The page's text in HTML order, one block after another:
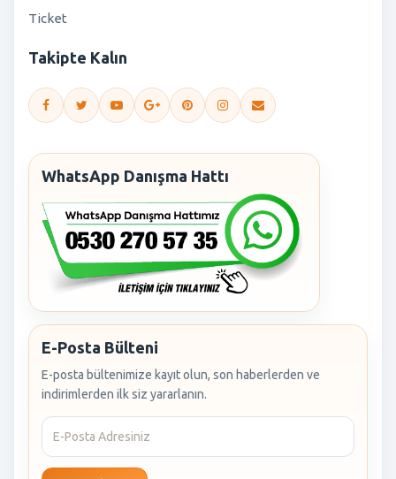
Ticket
Takipte Kalın
WhatsApp Danışma Hattı
E-Posta Bülteni
E-posta bültenimize kayıt olun, son haberlerden ve
indirimlerden ilk siz yararlanın.